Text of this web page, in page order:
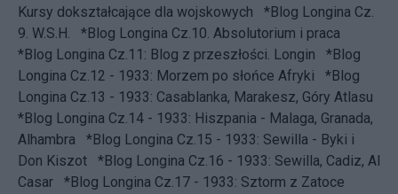
Kursy dokształcające dla wojskowych
*Blog Longina Cz.
9. W.S.H.
*Blog Longina Cz.10. Absolutorium i praca
*Blog Longina Cz.11: Blog z przeszłości. Longin
*Blog
Longina Cz.12 - 1933: Morzem po słońce Afryki
*Blog
Longina Cz.13 - 1933: Casablanka, Marakesz, Góry Atlasu
*Blog Longina Cz.14 - 1933: Hiszpania - Malaga, Granada,
Alhambra
*Blog Longina Cz.15 - 1933: Sewilla - Byki i
Don Kiszot
*Blog Longina Cz.16 - 1933: Sewilla, Cadiz, Al
Casar
*Blog Longina Cz.17 - 1933: Sztorm z Zatoce